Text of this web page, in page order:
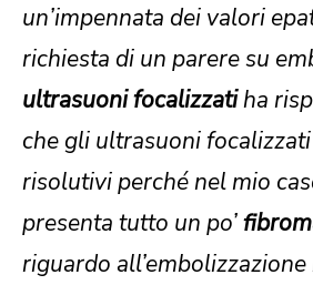
un’impennata dei valori
richiesta di un parere su
ultrasuoni focalizzatiha
che gli ultrasuoni
risolutivi perché nel mio
presenta tutto un po’
riguardo